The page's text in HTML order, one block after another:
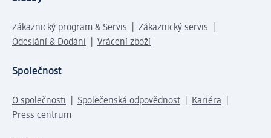
Zákaznický program & Servis
Zákaznický servis
Odeslání & Dodání
Vrácení zboží
Společnost
O společnosti Společenská odpovědnost
Kariéra
Press centrum